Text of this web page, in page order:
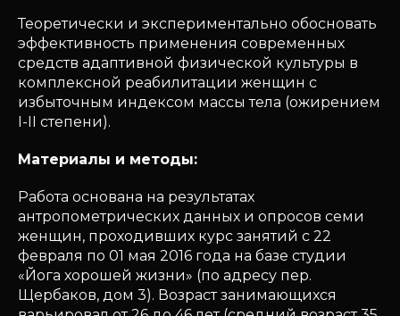
Теоретически и экспериментально обосновать
эффективность применения современных
средств адаптивной физической культуры в
комплексной реабилитации женщин с
избыточным индексом массы тела (ожирением
I-II степени).
Материалы и методы:
Работа основана на результатах
антропометрических данных и опросов семи
женщин, проходивших курс занятий с 22
февраля по 01 мая 2016 года на базе студии
«Йога хорошей жизни» (по адресу пер.
Щербаков, дом 3). Возраст занимающихся